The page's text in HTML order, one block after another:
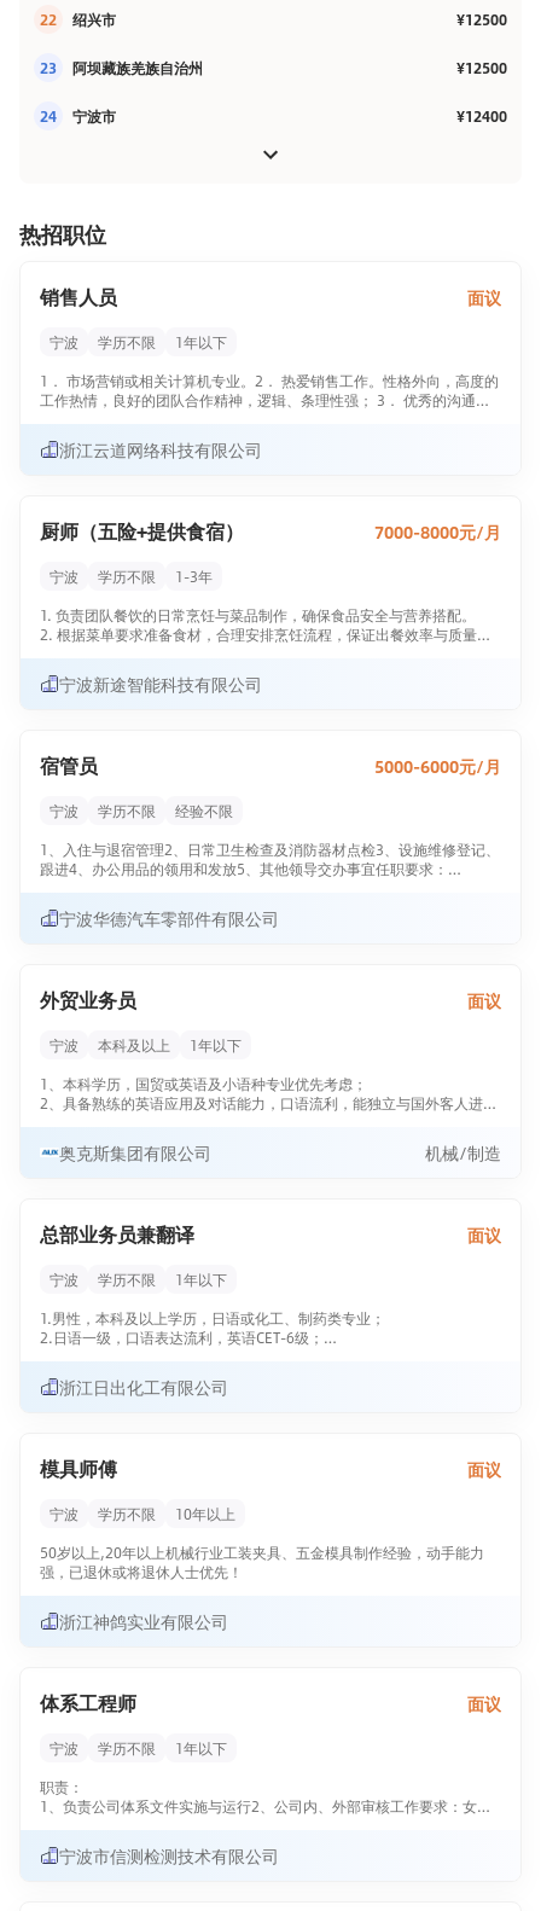
22 绍兴市 ¥12500
23 阿坝藏族羌族自治州 ¥12500
24 宁波市 ¥12400
热招职位
销售人员 面议
宁波 学历不限
1年以下
1． 市场营销或相关计算机专业。2． 热爱销售工作。性格外向，高度的
工作热情，良好的团队合作精神，逻辑、条理性强； 3． 优秀的沟通、
能力、协调能力，性格开朗，相貌端正，待人热诚；熟练使用相关办公
软件。5． 待遇面议。
浙江云道网络科技有限公司
厨师（五险+提供食宿） 7000-8000元/月
宁波 学历不限
1-3年
1. 负责团队餐饮的日常烹饪与菜品制作，确保食品安全与营养搭配。
2. 根据菜单要求准备食材，合理安排烹饪流程，保证出餐效率与质量。
任职要求
1. 具备健康证，身体健康，无传染性疾病，能够适应高强度工作节奏。
松找工作：
1、先点击投简历；
宁波新途智能科技有限公司
宿管员 5000-6000元/月
宁波 学历不限
经验不限
1、入住与退宿管理2、日常卫生检查及消防器材点检3、设施维修登记、
跟进4、办公用品的领用和发放5、其他领导交办事宜任职要求：
2、有经验者优先，具备良好的沟通协调能力与责任心上班时间早上八点
到晚上八点，单双休。要求住在员工宿舍内。
宁波华德汽车零部件有限公司
外贸业务员 面议
宁波 本科及以上
1年以下
1、本科学历，国贸或英语及小语种专业优先考虑；
2、具备熟练的英语应用及对话能力，口语流利，能独立与国外客人进行
团队合作精神强，责任心强！
4、具有较强的谈判力、说服力，亲和力及人际敏感度。 请将简历发送
奥克斯集团有限公司 机械/制造
总部业务员兼翻译 面议
宁波 学历不限
1年以下
1.男性，本科及以上学历，日语或化工、制药类专业；
2.日语一级，口语表达流利，英语CET-6级；
浙江日出化工有限公司
模具师傅 面议
宁波 学历不限
10年以上
50岁以上,20年以上机械行业工装夹具、五金模具制作经验，动手能力
强，已退休或将退休人士优先！
浙江神鸽实业有限公司
体系工程师 面议
宁波 学历不限
1年以下
职责：
1、负责公司体系文件实施与运行2、公司内、外部审核工作要求：女
宁波市信测检测技术有限公司